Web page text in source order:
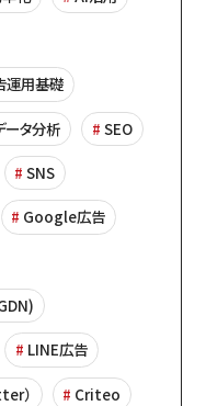
運用基礎
ータ分析 SEO
SNS
Google広告
LINE広告
） Criteo